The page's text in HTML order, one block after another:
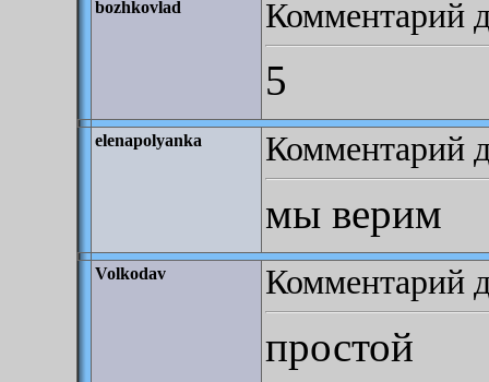
bozhkovlad Комментарий
5
elenapolyanka Комментарий
мы верим
Volkodav Комментарий
простой